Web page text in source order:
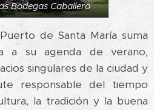
Bodegas Caballero
de Santa María suma
a su agenda de verano,
singulares de la ciudad y
responsable del tiempo
la tradición y la buena